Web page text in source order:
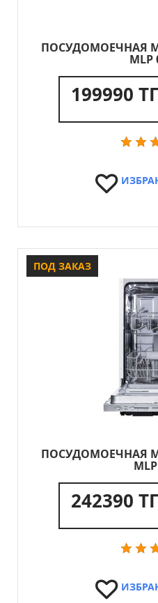
ПОСУДОМОЕЧНАЯ
MLP
199990
ПОСУДОМОЕЧНАЯ
242390
ПОД ЗАКАЗ